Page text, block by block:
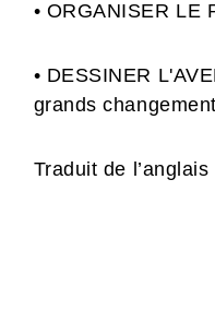
• ORGANISER LE
• DESSINER
grands
Traduit de